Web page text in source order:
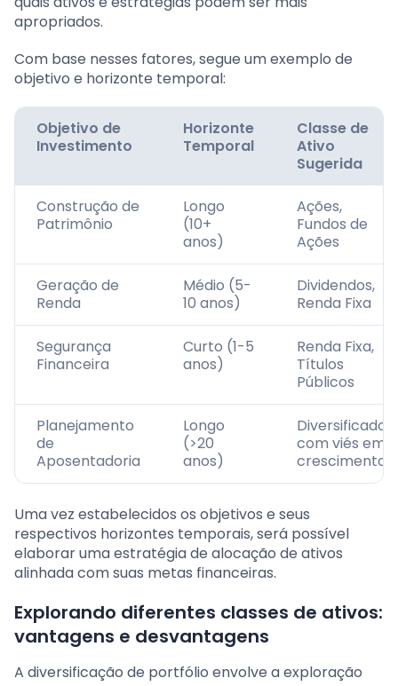
apropriados.
Com base nesses fatores, segue um exemplo de
objetivo e horizonte temporal:
Objetivo de
Investimento
Horizonte
Temporal
Classe de
Ativo
Sugerida
Construção de
Patrimônio
Longo
(10+
anos)
Ações,
Fundos de
Ações
Geração de
Renda
Médio (5-
10 anos)
Dividendos,
Renda Fixa
Segurança
Financeira
Curto (1-5
anos)
Renda Fixa,
Títulos
Públicos
Planejamento
de
Aposentadoria
Longo
(>20
anos)
Diversificado,
com viés em
crescimento
Uma vez estabelecidos os objetivos e seus
respectivos horizontes temporais, será possível
elaborar uma estratégia de alocação de ativos
alinhada com suas metas financeiras.
Explorando diferentes classes de ativos:
vantagens e desvantagens
A diversificação de portfólio envolve a exploração